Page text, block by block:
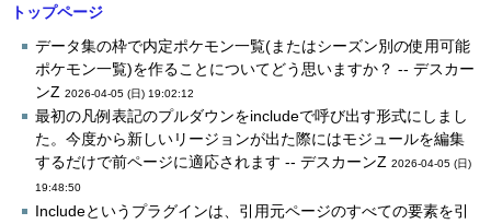
トップページ
データ集の枠で内定ポケモン一覧(またはシーズン別の使用可能
ポケモン一覧)を作ることについてどう思いますか？ -- デスカー
ンZ2026-04-05 (日) 19:02:12
最初の凡例表記のプルダウンをincludeで呼び出す形式にしまし
た。今度から新しいリージョンが出た際にはモジュールを編集
するだけで前ページに適応されます -- デスカーンZ2026-04-05 (日)
19:48:50
Includeというプラグインは、引用元ページのすべての要素を引